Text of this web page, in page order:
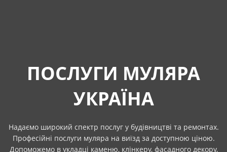
ПОСЛУГИ МУЛЯРА
УКРАЇНА
Надаємо широкий спектр послуг у будівництві та ремонтах.
Професійні послуги муляра на виїзд за доступною ціною.
Допоможемо в укладці каменю, клінкеру, фасадного декору,